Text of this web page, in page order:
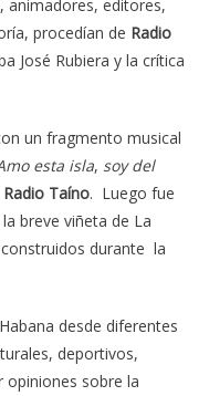
animadores, editores,
procedían de Radio
José Rubiera y la crítica
un fragmento musical
esta isla, soy del
Radio Taíno. Luego fue
breve viñeta de La
durante la
desde diferentes
deportivos,
opiniones sobre la